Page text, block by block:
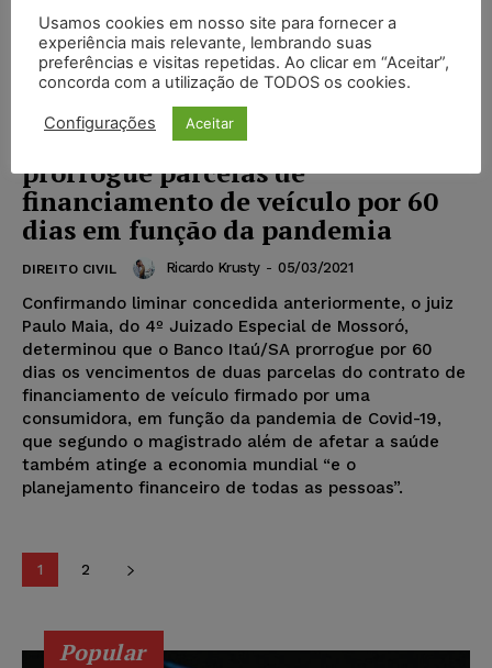
Justiça determina que banco
prorrogue parcelas de
financiamento de veículo por 60
dias em função da pandemia
DIREITO CIVIL Ricardo Krusty - 05/03/2021
Confirmando liminar concedida anteriormente, o juiz
Paulo Maia, do 4º Juizado Especial de Mossoró,
determinou que o Banco Itaú/SA prorrogue por 60
dias os vencimentos de duas parcelas do contrato de
financiamento de veículo firmado por uma
consumidora, em função da pandemia de Covid-19,
que segundo o magistrado além de afetar a saúde
também atinge a economia mundial “e o
planejamento financeiro de todas as pessoas”.
1 2
Popular
Usamos cookies em nosso site para fornecer a
experiência mais relevante, lembrando suas
preferências e visitas repetidas. Ao clicar em “Aceitar”,
concorda com a utilização de TODOS os cookies.
Configurações Aceitar